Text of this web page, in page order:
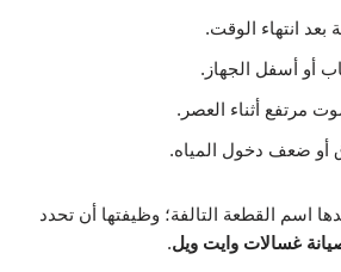
بعد انتهاء الوقت.
أو أسفل الجهاز.
مرتفع أثناء العصر.
ضعف دخول المياه.
اسم القطعة التالفة؛ وظيفتها أن تحدد
غسالات وايت ويل.